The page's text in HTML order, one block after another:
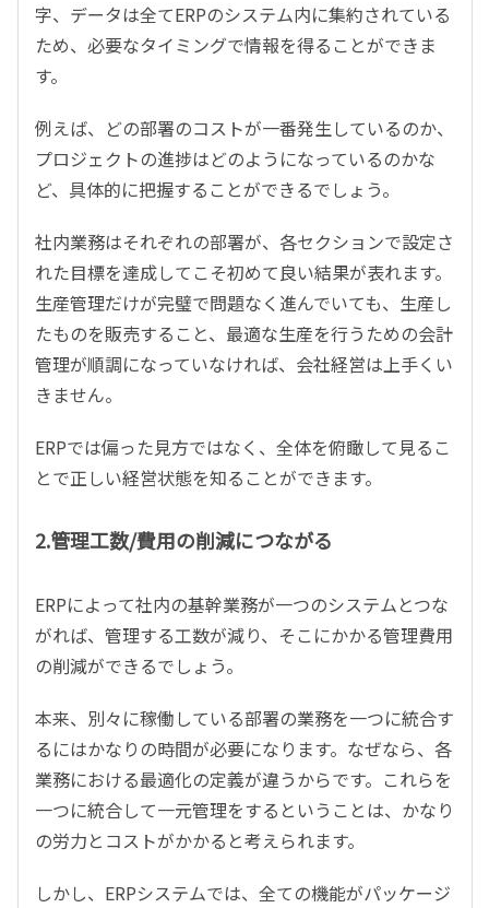
字、データは全てERPのシステム内に集約されている
ため、必要なタイミングで情報を得ることができま
す。
例えば、どの部署のコストが一番発生しているのか、
プロジェクトの進捗はどのようになっているのかな
ど、具体的に把握することができるでしょう。
社内業務はそれぞれの部署が、各セクションで設定さ
れた目標を達成してこそ初めて良い結果が表れます。
生産管理だけが完璧で問題なく進んでいても、生産し
たものを販売すること、最適な生産を行うための会計
管理が順調になっていなければ、会社経営は上手くい
きません。
ERPでは偏った見方ではなく、全体を俯瞰して見るこ
とで正しい経営状態を知ることができます。
2.管理工数/費用の削減につながる
ERPによって社内の基幹業務が一つのシステムとつな
がれば、管理する工数が減り、そこにかかる管理費用
の削減ができるでしょう。
本来、別々に稼働している部署の業務を一つに統合す
るにはかなりの時間が必要になります。なぜなら、各
業務における最適化の定義が違うからです。これらを
一つに統合して一元管理をするということは、かなり
の労力とコストがかかると考えられます。
しかし、ERPシステムでは、全ての機能がパッケージ